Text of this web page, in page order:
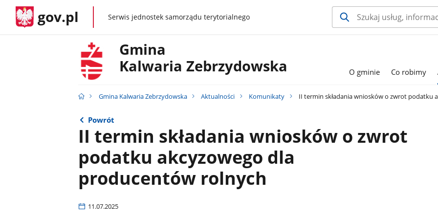
gov.pl gov.plSerwis jednostek samorządu terytorialnego
Gmina
Kalwaria Zebrzydowska
O gminie Co robimy
Gmina Kalwaria Zebrzydowska Aktualności Komunikaty II termin składania wniosków o zwrot podatku
Powrót
II termin składania wniosków o zwrot
podatku akcyzowego dla
producentów rolnych
11.07.2025